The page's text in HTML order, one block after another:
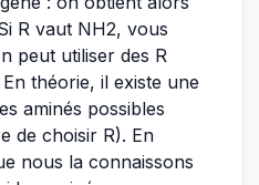
R vaut NH2, vous
peut utiliser des R
théorie, il existe une
aminés possibles
de choisir R). En
nous la connaissons